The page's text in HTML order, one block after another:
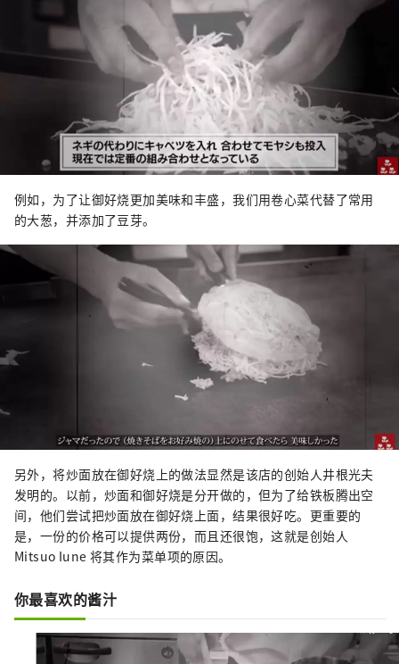
例如，为了让御好烧更加美味和丰盛，我们用卷心菜代替了常用
的大葱，并添加了豆芽。
另外，将炒面放在御好烧上的做法显然是该店的创始人井根光夫
发明的。以前，炒面和御好烧是分开做的，但为了给铁板腾出空
间，他们尝试把炒面放在御好烧上面，结果很好吃。更重要的
是，一份的价格可以提供两份，而且还很饱，这就是创始人
Mitsuo Iune 将其作为菜单项的原因。
你最喜欢的酱汁